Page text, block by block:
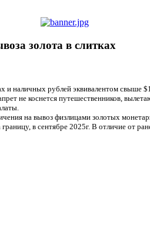
золота в слитках
и наличных рублей эквивалентом
не коснется путешественников,
на вывоз физлицами золотых
в сентябре 2025г. В отличие от